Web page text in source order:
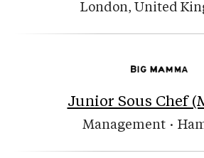
London, United
Junior Sous Chef
Management ·